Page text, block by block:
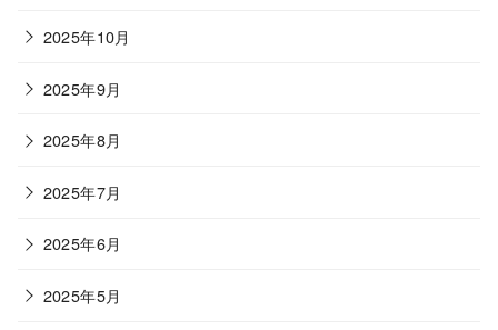
2025年10月
2025年9月
2025年8月
2025年7月
2025年6月
2025年5月